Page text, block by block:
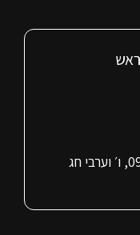
שעות פתיחה: א-ה 09:00-19:00, ו׳ וערבי חג